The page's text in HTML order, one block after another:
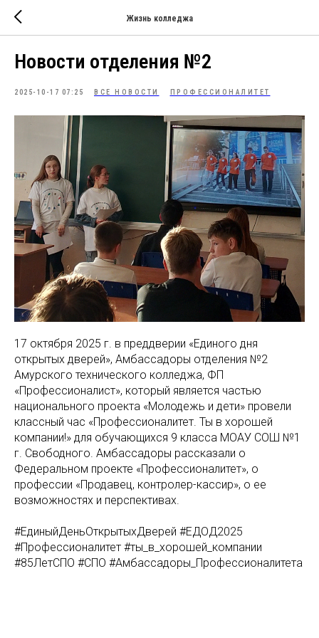
Жизнь колледжа
Новости отделения №2
2025-10-17 07:25 ВСЕ НОВОСТИ ПРОФЕССИОНАЛИТЕТ
17 октября 2025 г. в преддверии «Единого дня
открытых дверей», Амбассадоры отделения №2
Амурского технического колледжа, ФП
«Профессионалист», который является частью
национального проекта «Молодежь и дети» провели
классный час «Профессионалитет. Ты в хорошей
компании!» для обучающихся 9 класса МОАУ СОШ №1
г. Свободного. Амбассадоры рассказали о
Федеральном проекте «Профессионалитет», о
профессии «Продавец, контролер-кассир», о ее
возможностях и перспективах.
#ЕдиныйДеньОткрытыхДверей #ЕДОД2025
#Профессионалитет #ты_в_хорошей_компании
#85ЛетСПО #СПО #Амбассадоры_Профессионалитета